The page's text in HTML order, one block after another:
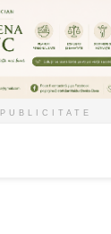
PUBLICITATE